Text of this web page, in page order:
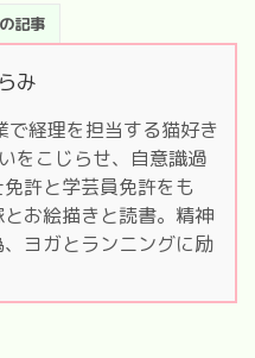
記事
み
で経理を担当する猫好き
をこじらせ、自意識過
許と学芸員免許をも
お絵描きと読書。精神
ヨガとランニングに励